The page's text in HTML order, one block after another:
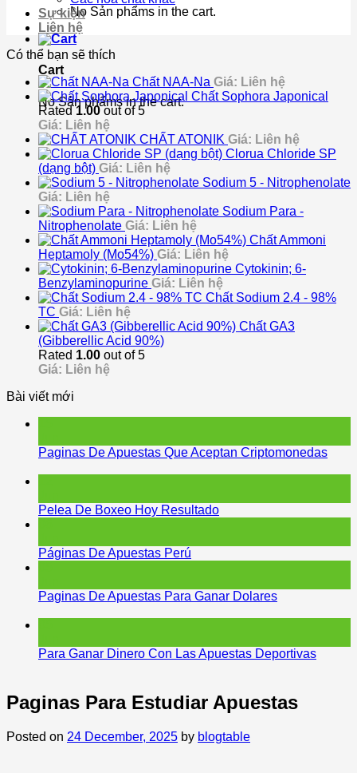
No Sản phẩms in the cart.
Cart
No Sản phẩms in the cart.
Sự kiện
Liên hệ
Có thể bạn sẽ thích
Chất NAA-Na Giá: Liên hệ
Chất Sophora Japonical
Rated1.00out of 5
Giá: Liên hệ
CHẤT ATONIK Giá: Liên hệ
Clorua Chloride SP
(dạng bột) Giá: Liên hệ
Sodium 5 - Nitrophenolate
Giá: Liên hệ
Sodium Para -
Nitrophenolate Giá: Liên hệ
Chất Ammoni
Heptamoly (Mo54%) Giá: Liên hệ
Cytokinin; 6-
Benzylaminopurine Giá: Liên hệ
Chất Sodium 2.4 - 98%
TC Giá: Liên hệ
Chất GA3
(Gibberellic Acid 90%)
Rated 1.00 out of 5
Giá: Liên hệ
Bài viết mới
Paginas De Apuestas Que Aceptan Criptomonedas
Pelea De Boxeo Hoy Resultado
Páginas De Apuestas Perú
Paginas De Apuestas Para Ganar Dolares
Para Ganar Dinero Con Las Apuestas Deportivas
Paginas Para Estudiar Apuestas
Posted on 24 December, 2025 by blogtable